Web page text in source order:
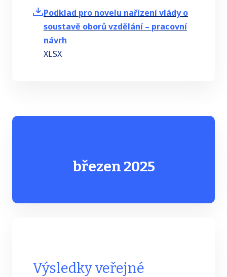
Podklad pro novelu nařízení vlády o
soustavě oborů vzdělání – pracovní
návrh
XLSX
březen 2025
Výsledky veřejné